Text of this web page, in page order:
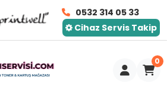
0532 314 05 33
Cihaz Servis Takip
menu 0